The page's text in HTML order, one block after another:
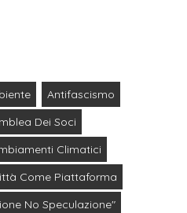
Antifascismo
Dei Soci
Climatici
Come Piattaforma
No Speculazione"